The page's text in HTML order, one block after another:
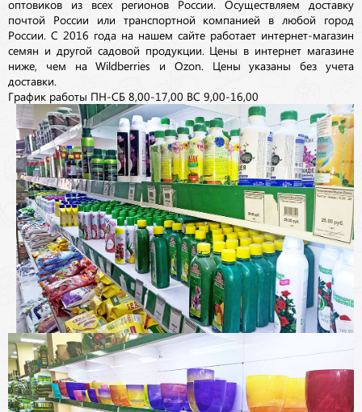
оптовиков из всех регионов России. Осуществляем доставку
почтой России или транспортной компанией в любой город
России. С 2016 года на нашем сайте работает интернет-магазин
семян и другой садовой продукции. Цены в интернет магазине
ниже, чем на Wildberries и Ozon. Цены указаны без учета
доставки.
График работы ПН-СБ 8,00-17,00 ВС 9,00-16,00